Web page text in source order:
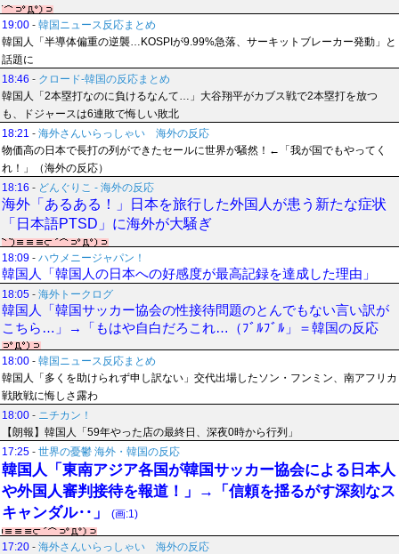
19:00 - 韓国ニュース反応まとめ
韓国人「半導体偏重の逆襲…KOSPIが9.99%急落、サーキットブレーカー発動」と
話題に
18:46 - クロード-韓国の反応まとめ
韓国人「2本塁打なのに負けるなんて…」大谷翔平がカブス戦で2本塁打を放つ
も、ドジャースは6連敗で悔しい敗北
18:21 - 海外さんいらっしゃい 海外の反応
物価高の日本で長打の列ができたセールに世界が騒然！←「我が国でもやってく
れ！」（海外の反応）
18:16 - どんぐりこ - 海外の反応
海外「あるある！」日本を旅行した外国人が患う新たな症状
「日本語PTSD」に海外が大騒ぎ
18:09 - ハウメニージャパン！
韓国人「韓国人の日本への好感度が最高記録を達成した理由」
18:05 - 海外トークログ
韓国人「韓国サッカー協会の性接待問題のとんでもない言い訳が
こちら…」→「もはや自白だろこれ…（ﾌﾞﾙﾌﾞﾙ」＝韓国の反応
18:00 - 韓国ニュース反応まとめ
韓国人「多くを助けられず申し訳ない」交代出場したソン・フンミン、南アフリカ
戦敗戦に悔しさ露わ
18:00 - ニチカン！
【朗報】韓国人「59年やった店の最終日、深夜0時から行列」
17:25 - 世界の憂鬱 海外・韓国の反応
韓国人「東南アジア各国が韓国サッカー協会による日本人
や外国人審判接待を報道！」→「信頼を揺るがす深刻なス
キャンダル‥」
(画:1)
17:20 - 海外さんいらっしゃい 海外の反応